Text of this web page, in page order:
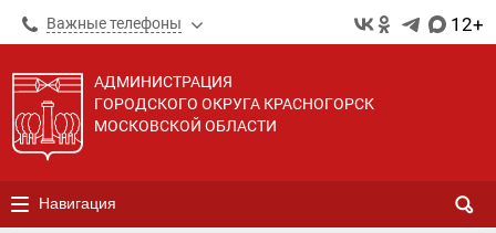
Важные телефоны 12+
АДМИНИСТРАЦИЯ
ГОРОДСКОГО ОКРУГА КРАСНОГОРСК
МОСКОВСКОЙ ОБЛАСТИ
Навигация